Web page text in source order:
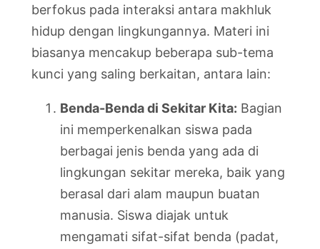
berfokus pada interaksi antara makhluk
hidup dengan lingkungannya. Materi ini
biasanya mencakup beberapa sub-tema
kunci yang saling berkaitan, antara lain:
Benda-Benda di Sekitar Kita: Bagian
ini memperkenalkan siswa pada
berbagai jenis benda yang ada di
lingkungan sekitar mereka, baik yang
berasal dari alam maupun buatan
manusia. Siswa diajak untuk
mengamati sifat-sifat benda (padat,